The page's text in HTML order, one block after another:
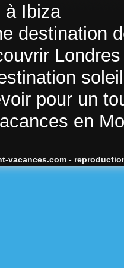
à Ibiza
destination
Londres
pour un
en
vacances.com -